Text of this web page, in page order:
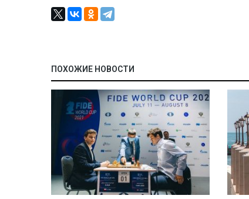
ПОХОЖИЕ НОВОСТИ